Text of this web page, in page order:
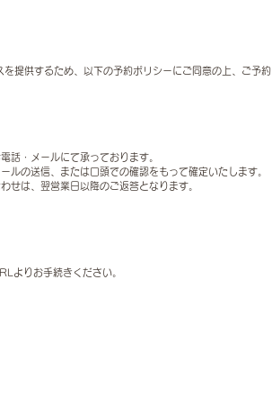
提供するため、以下の予約ポリシーにご同意の上、ご予約
話・メールにて承っております。
の送信、または口頭での確認をもって確定いたします。
せは、翌営業日以降のご返答となります。
よりお手続きください。